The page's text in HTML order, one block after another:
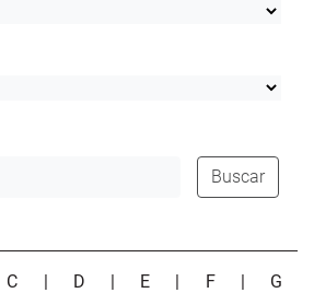
Buscar
C | D | E | F | G